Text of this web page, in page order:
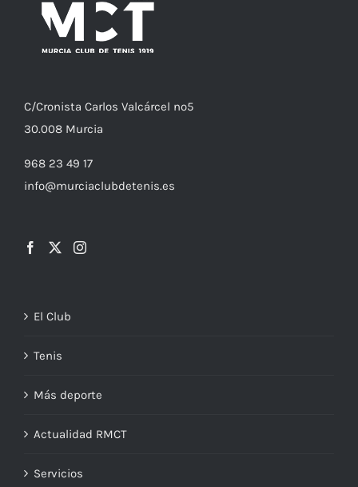
C/Cronista Carlos Valcárcel nº5
30.008 Murcia
968 23 49 17
info@murciaclubdetenis.es
El Club
Tenis
Más deporte
Actualidad RMCT
Servicios